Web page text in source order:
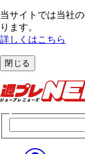
当サイトでは当社
ります。
詳しくはこちら
閉じる